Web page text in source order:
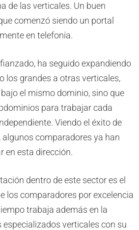
de las verticales. Un buen
comenzó siendo un portal
en telefonía.
ha seguido expandiendo
los grandes a otras verticales,
el mismo dominio, sino que
para trabajar cada
Viendo el éxito de
algunos comparadores ya han
en esta dirección.
dentro de este sector es el
los comparadores por excelencia
trabaja además en la
especializados verticales con su